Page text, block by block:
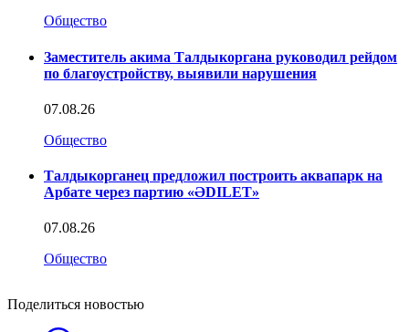
Общество
Заместитель акима Талдыкоргана руководил рейдом
по благоустройству, выявили нарушения
07.08.26
Общество
Талдыкорганец предложил построить аквапарк на
Арбате через партию «ӘDILET»
07.08.26
Общество
Поделиться новостью